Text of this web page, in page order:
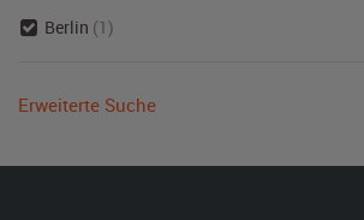
Berlin (1)
Erweiterte Suche